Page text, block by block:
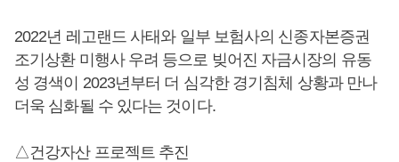
2022년 레고랜드 사태와 일부 보험사의 신종자본증권
조기상환 미행사 우려 등으로 빚어진 자금시장의 유동
성 경색이 2023년부터 더 심각한 경기침체 상황과 만나
더욱 심화될 수 있다는 것이다.
△건강자산 프로젝트 추진